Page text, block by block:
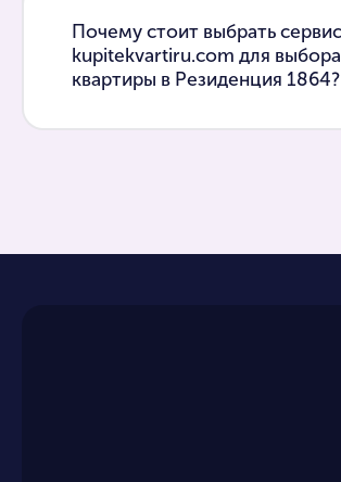
Почему стоит выбрать сервис
kupitekvartiru.com для выбора
квартиры в Резиденция 1864?